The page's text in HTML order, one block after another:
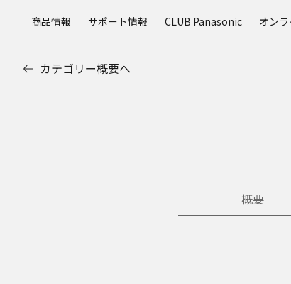
商品情報 サポート情報 CLUB Panasonic オン
カテゴリー概要へ
概要